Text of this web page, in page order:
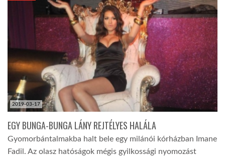
TROPICALMAGAZIN
GLOBOTV
AFRIKA TUDÁSTÁR
A NAP SZÉPE
LINKTR.EE
2019-03-17
EGY BUNGA-BUNGA LÁNY REJTÉLYES HALÁLA
Gyomorbántalmakba halt bele egy milánói kórházban Imane
Fadil. Az olasz hatóságok mégis gyilkossági nyomozást